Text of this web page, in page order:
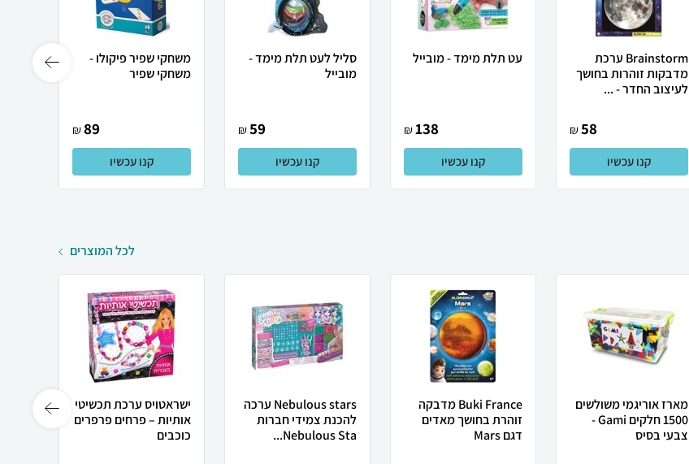
Brainstorm ערכת
מדבקות זוהרות בחושך
לעיצוב החדר - ...
58
₪
קנו עכשיו
עט תלת מימד - מובייל
138
₪
קנו עכשיו
סליל לעט תלת מימד -
מובייל
59
₪
קנו עכשיו
משחקי שפיר פיקולו -
משחקי שפיר
89
₪
קנו עכשיו
לכל המוצרים
מארז אוריגמי משולשים
1500 חלקים Gami -
צבעי בסיס
Buki France מדבקה
זוהרת בחושך מאדים
דגם Mars
Nebulous stars ערכה
להכנת צמידי חברות
Nebulous Sta...
ישראטויס ערכת תכשיטי
אותיות – פרחים פרפרים
כוכבים